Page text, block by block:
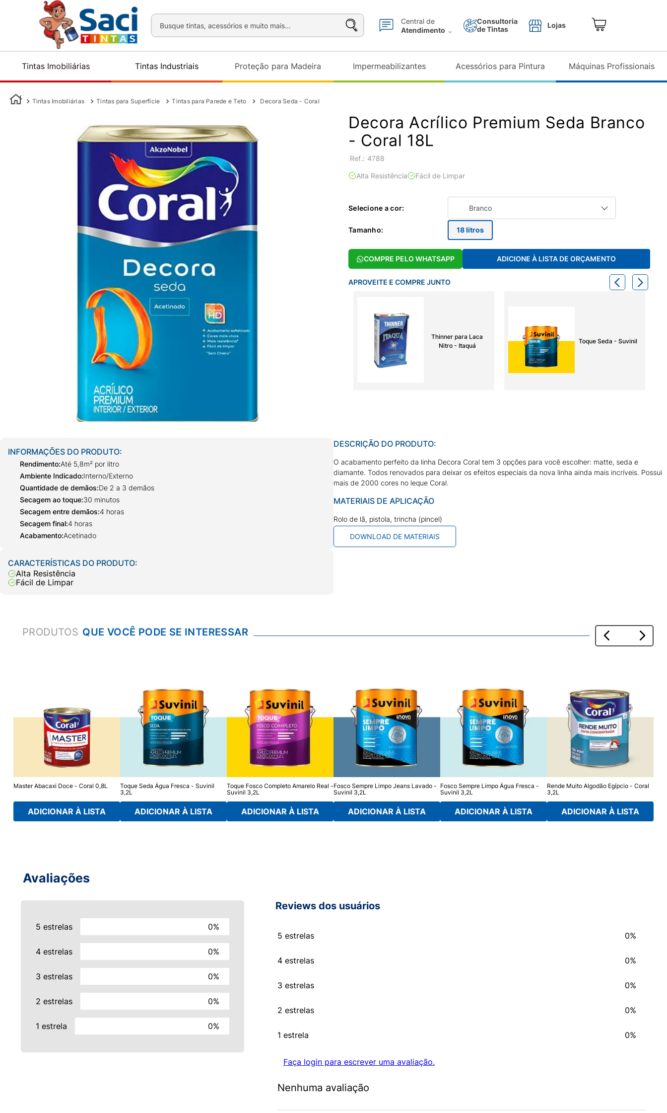
Busque tintas, acessórios e muito mais...
Central de
Atendimento
Consultoria
de Tintas
Lojas
Tintas Imobiliárias Tintas Industriais Proteção para Madeira Impermeabilizantes Acessórios para Pintura Máquinas Profissionais
Tintas Imobiliárias Tintas para Superfície Tintas para Parede e Teto Decora Seda - Coral
Decora Acrílico Premium Seda Branco
- Coral 18L
: 4788
Alta Resistência Fácil de Limpar
Selecione a cor: Branco
Tamanho: 18 litros
COMPRE PELO WHATSAPP ADICIONE À LISTA DE ORÇAMENTO
APROVEITE E COMPRE JUNTO
Thinner para Laca
Nitro - Itaquá
Toque Seda - Suvinil
INFORMAÇÕES DO PRODUTO:
Rendimento:Até 5,8m² por litro
Ambiente Indicado:Interno/Externo
Quantidade de demãos:De 2 a 3 demãos
Secagem ao toque:30 minutos
Secagem entre demãos:4 horas
Secagem final:4 horas
Acabamento:Acetinado
CARACTERÍSTICAS DO PRODUTO:
Alta Resistência
Fácil de Limpar
DESCRIÇÃO DO PRODUTO:
O acabamento perfeito da linha Decora Coral tem 3 opções para você escolher: matte, seda e
diamante. Todos renovados para deixar os efeitos especiais da nova linha ainda mais incríveis. Possui
mais de 2000 cores no leque Coral.
MATERIAIS DE APLICAÇÃO
Rolo de lã, pistola, trincha (pincel)
DOWNLOAD DE MATERIAIS
PRODUTOS
Master Abacaxi Doce - Coral 0,8L
ADICIONAR À LISTA
Toque Seda Água Fresca - Suvinil
3,2L
ADICIONAR À LISTA
Toque Fosco Completo Amarelo Real -
Suvinil 3,2L
ADICIONAR À LISTA
Fosco Sempre Limpo Jeans Lavado -
Suvinil 3,2L
ADICIONAR À LISTA
Fosco Sempre Limpo Água Fresca -
Suvinil 3,2L
ADICIONAR À LISTA
Rende Muito Algodão Egípcio - Coral
3,2L
ADICIONAR À LISTA
Avaliações
5 estrelas 0%
4 estrelas 0%
3 estrelas 0%
2 estrelas 0%
1 estrela 0%
Reviews dos usuários
5 estrelas 0%
4 estrelas 0%
3 estrelas 0%
2 estrelas 0%
1 estrela 0%
Faça login para escrever uma avaliação.
Nenhuma avaliação